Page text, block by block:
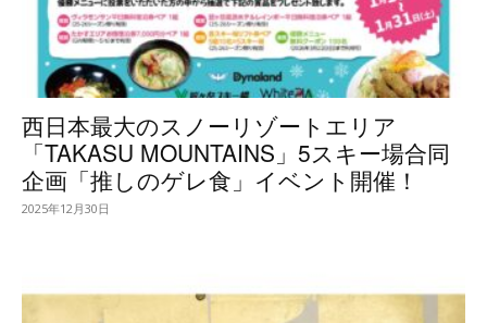
西日本最大のスノーリゾートエリア
「TAKASU MOUNTAINS」5スキー場合同
企画「推しのゲレ食」イベント開催！
2025年12月30日